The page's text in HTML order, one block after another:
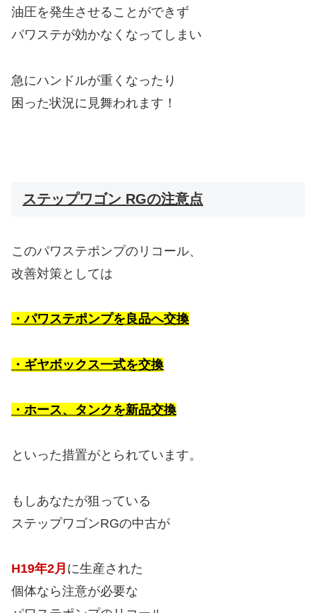
油圧を発生させることができず
パワステが効かなくなってしまい
急にハンドルが重くなったり
困った状況に見舞われます！
ステップワゴン RGの注意点
このパワステポンプのリコール、
改善対策としては
・パワステポンプを良品へ交換
・ギヤボックス一式を交換
・ホース、タンクを新品交換
といった措置がとられています。
もしあなたが狙っている
ステップワゴンRGの中古が
H19年2月 に生産された
個体なら注意が必要な